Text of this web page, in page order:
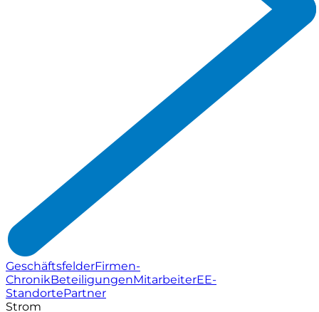
GeschäftsfelderFirmen-
ChronikBeteiligungenMitarbeiterEE-
StandortePartner
Strom